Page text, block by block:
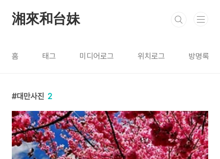
湘來和台妹
홈 태그 미디어로그 위치로그 방명록
대만사진 2